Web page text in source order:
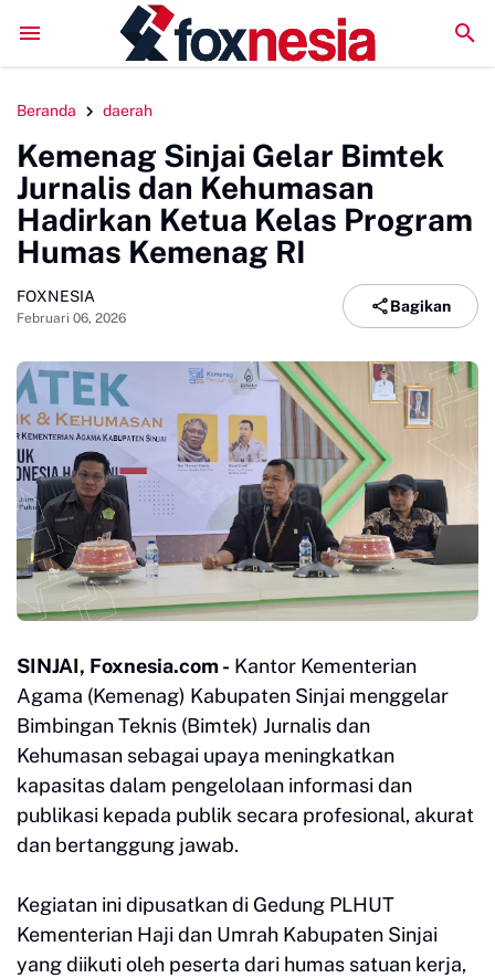
LPM Penalaran UNM Gelar Sidang Pleno, Evaluasi
Beranda daerah
Kemenag Sinjai Gelar Bimtek
Jurnalis dan Kehumasan
Hadirkan Ketua Kelas Program
Humas Kemenag RI
FOXNESIA
Februari 06, 2026
Bagikan
SINJAI, Foxnesia.com - Kantor Kementerian
Agama (Kemenag) Kabupaten Sinjai menggelar
Bimbingan Teknis (Bimtek) Jurnalis dan
Kehumasan sebagai upaya meningkatkan
kapasitas dalam pengelolaan informasi dan
publikasi kepada publik secara profesional, akurat
dan bertanggung jawab.
Kegiatan ini dipusatkan di Gedung PLHUT
Kementerian Haji dan Umrah Kabupaten Sinjai
yang diikuti oleh peserta dari humas satuan kerja,